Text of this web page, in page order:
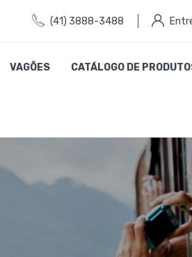
(41) 3888-3488
VAGÕES CATÁLOGO DE